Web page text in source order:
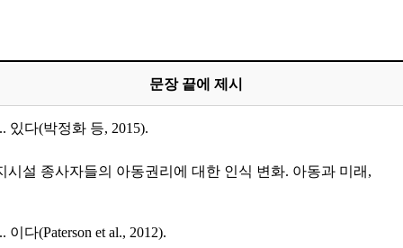
문장 끝에 제시
있다(박정화 등, 2015).
설 종사자들의 아동권리에 대한 인식 변화. 아동과 미래,
이다(Paterson et al., 2012).